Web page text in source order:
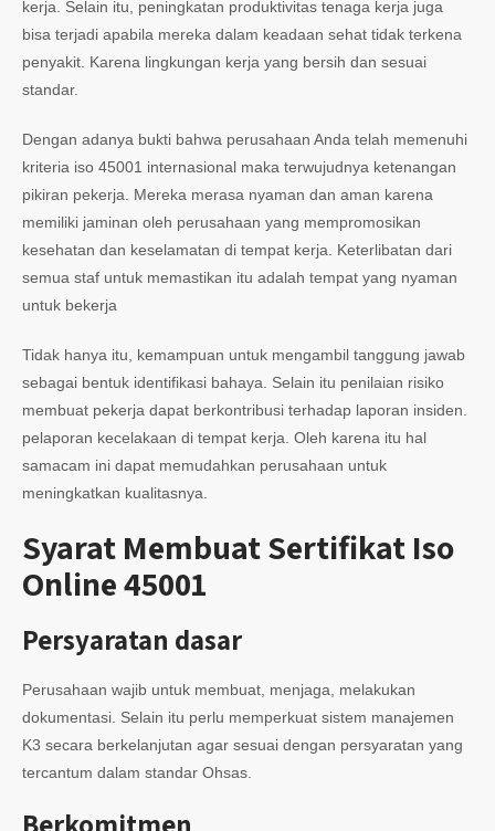
kerja. Selain itu, peningkatan produktivitas tenaga kerja juga
bisa terjadi apabila mereka dalam keadaan sehat tidak terkena
penyakit. Karena lingkungan kerja yang bersih dan sesuai
standar.
Dengan adanya bukti bahwa perusahaan Anda telah memenuhi
kriteria iso 45001 internasional maka terwujudnya ketenangan
pikiran pekerja. Mereka merasa nyaman dan aman karena
memiliki jaminan oleh perusahaan yang mempromosikan
kesehatan dan keselamatan di tempat kerja. Keterlibatan dari
semua staf untuk memastikan itu adalah tempat yang nyaman
untuk bekerja
Tidak hanya itu, kemampuan untuk mengambil tanggung jawab
sebagai bentuk identifikasi bahaya. Selain itu penilaian risiko
membuat pekerja dapat berkontribusi terhadap laporan insiden.
pelaporan kecelakaan di tempat kerja. Oleh karena itu hal
samacam ini dapat memudahkan perusahaan untuk
meningkatkan kualitasnya.
Syarat Membuat Sertifikat Iso
Online 45001
Persyaratan dasar
Perusahaan wajib untuk membuat, menjaga, melakukan
dokumentasi. Selain itu perlu memperkuat sistem manajemen
K3 secara berkelanjutan agar sesuai dengan persyaratan yang
tercantum dalam standar Ohsas.